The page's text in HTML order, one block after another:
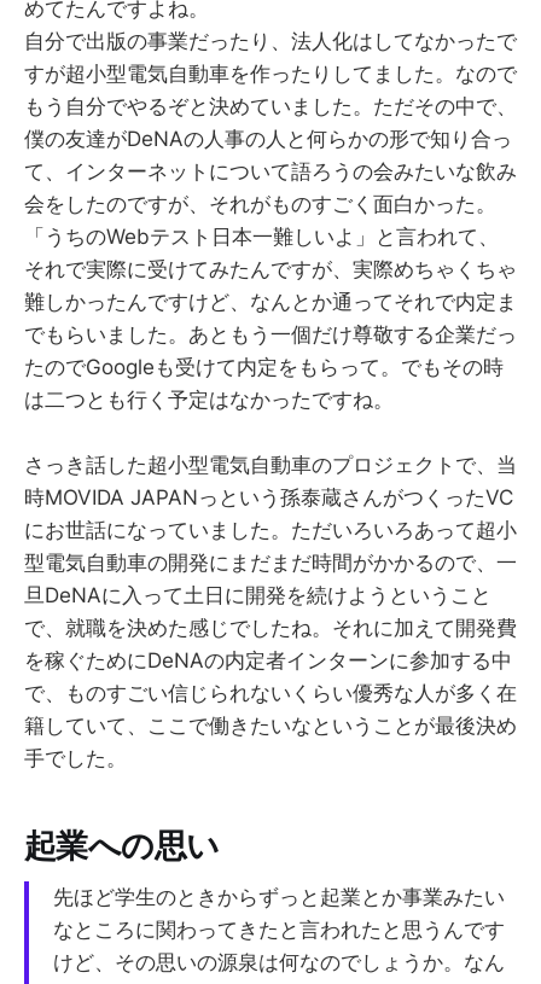
めてたんですよね。
自分で出版の事業だったり、法人化はしてなかったで
すが超小型電気自動車を作ったりしてました。なので
もう自分でやるぞと決めていました。ただその中で、
僕の友達がDeNAの人事の人と何らかの形で知り合っ
て、インターネットについて語ろうの会みたいな飲み
会をしたのですが、それがものすごく面白かった。
「うちのWebテスト日本一難しいよ」と言われて、
それで実際に受けてみたんですが、実際めちゃくちゃ
難しかったんですけど、なんとか通ってそれで内定ま
でもらいました。あともう一個だけ尊敬する企業だっ
たのでGoogleも受けて内定をもらって。でもその時
は二つとも行く予定はなかったですね。
さっき話した超小型電気自動車のプロジェクトで、当
時MOVIDA JAPANっという孫泰蔵さんがつくったVC
にお世話になっていました。ただいろいろあって超小
型電気自動車の開発にまだまだ時間がかかるので、一
旦DeNAに入って土日に開発を続けようということ
で、就職を決めた感じでしたね。それに加えて開発費
を稼ぐためにDeNAの内定者インターンに参加する中
で、ものすごい信じられないくらい優秀な人が多く在
籍していて、ここで働きたいなということが最後決め
手でした。
起業への思い
先ほど学生のときからずっと起業とか事業みたい
なところに関わってきたと言われたと思うんです
けど、その思いの源泉は何なのでしょうか。なん